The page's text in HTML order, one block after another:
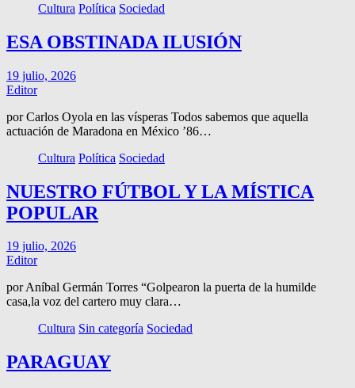
Cultura Política Sociedad
ESA OBSTINADA ILUSIÓN
19 julio, 2026
Editor
por Carlos Oyola en las vísperas Todos sabemos que aquella
actuación de Maradona en México ’86…
Cultura Política Sociedad
NUESTRO FÚTBOL Y LA MÍSTICA
POPULAR
19 julio, 2026
Editor
por Aníbal Germán Torres “Golpearon la puerta de la humilde
casa,la voz del cartero muy clara…
Cultura Sin categoría Sociedad
PARAGUAY